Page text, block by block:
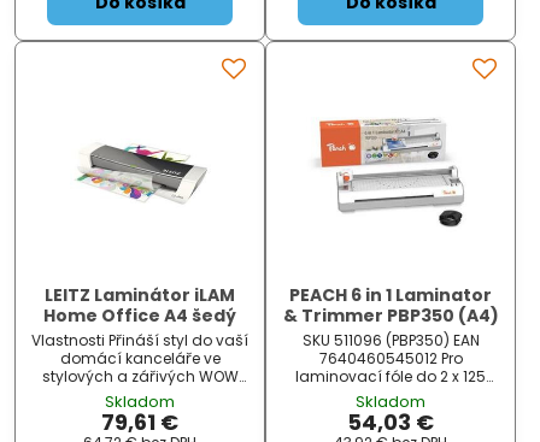
se pohybuje kolem 1 min
LEITZ Laminátor iLAM
Home Office A4 šedý
Vlastnosti Přináší styl do vaší
domácí kanceláře ve
stylových a zářivých WOW
barvách Laminování bez
zasekávání s excelentními
výsledky, žádné složité
Skladom
79,61 €
PEACH 6 in 1 Laminator
& Trimmer PBP350 (A4)
SKU 511096 (PBP350) EAN
7640460545012 Pro
laminovací fóle do 2 x 125
mikronu Metoda laminace
Heiss & Kalt / Hot & Cold
Doba ohrevu 3 - 5 minuty
Skladom
54,03 €